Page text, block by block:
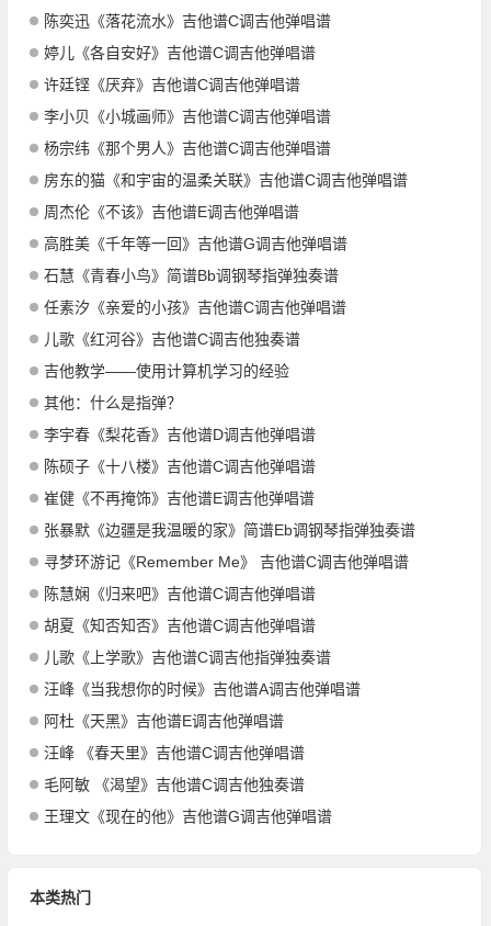
陈奕迅《落花流水》吉他谱C调吉他弹唱谱
婷儿《各自安好》吉他谱C调吉他弹唱谱
许廷铿《厌弃》吉他谱C调吉他弹唱谱
李小贝《小城画师》吉他谱C调吉他弹唱谱
杨宗纬《那个男人》吉他谱C调吉他弹唱谱
房东的猫《和宇宙的温柔关联》吉他谱C调吉他弹唱谱
周杰伦《不该》吉他谱E调吉他弹唱谱
高胜美《千年等一回》吉他谱G调吉他弹唱谱
石慧《青春小鸟》简谱Bb调钢琴指弹独奏谱
任素汐《亲爱的小孩》吉他谱C调吉他弹唱谱
儿歌《红河谷》吉他谱C调吉他独奏谱
吉他教学——使用计算机学习的经验
其他：什么是指弹？
李宇春《梨花香》吉他谱D调吉他弹唱谱
陈硕子《十八楼》吉他谱C调吉他弹唱谱
崔健《不再掩饰》吉他谱E调吉他弹唱谱
张暴默《边疆是我温暖的家》简谱Eb调钢琴指弹独奏谱
寻梦环游记《Remember Me》 吉他谱C调吉他弹唱谱
陈慧娴《归来吧》吉他谱C调吉他弹唱谱
胡夏《知否知否》吉他谱C调吉他弹唱谱
儿歌《上学歌》吉他谱C调吉他指弹独奏谱
汪峰《当我想你的时候》吉他谱A调吉他弹唱谱
阿杜《天黑》吉他谱E调吉他弹唱谱
汪峰 《春天里》吉他谱C调吉他弹唱谱
毛阿敏 《渴望》吉他谱C调吉他独奏谱
王理文《现在的他》吉他谱G调吉他弹唱谱
本类热门